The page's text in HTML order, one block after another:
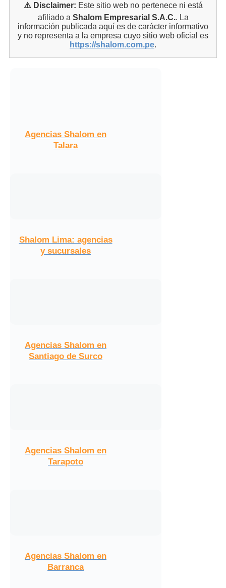
⚠️ Disclaimer: Este sitio web no pertenece ni está
afiliado a Shalom Empresarial S.A.C.. La
información publicada aquí es de carácter informativo
y no representa a la empresa cuyo sitio web oficial es
https://shalom.com.pe.
Agencias Shalom en
Talara
Shalom Lima: agencias
y sucursales
Agencias Shalom en
Santiago de Surco
Agencias Shalom en
Tarapoto
Agencias Shalom en
Barranca